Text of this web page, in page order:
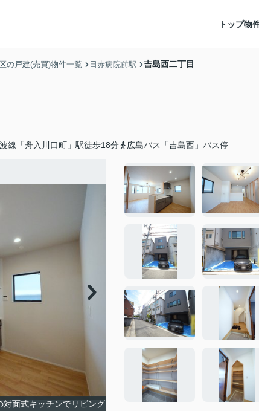
トップ物
の戸建(売買)物件一覧 日赤病院前駅 吉島西二丁目
線「舟入川口町」駅徒歩18分 広島バス「吉島西」バス停
面式キッチンでリビング